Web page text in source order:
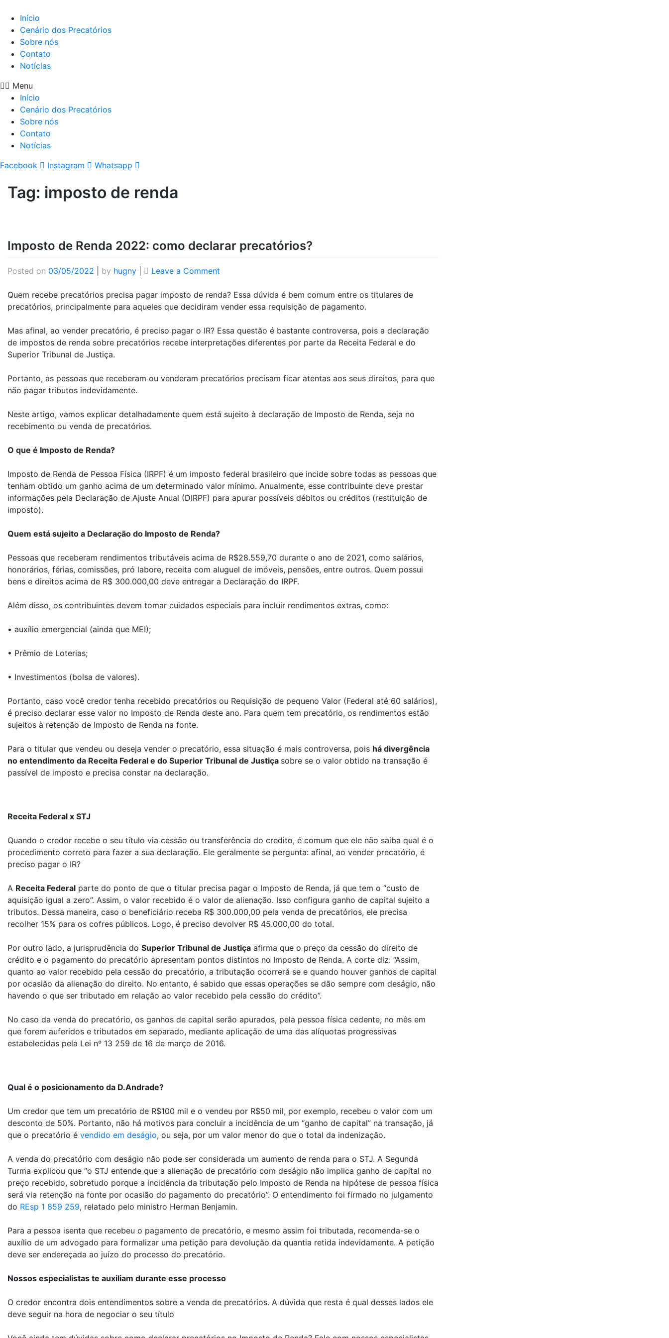
Início
Cenário dos Precatórios
Sobre nós
Contato
Notícias
Menu
Início
Cenário dos Precatórios
Sobre nós
Contato
Notícias
Facebook
Instagram Whatsapp
Tag: imposto de renda
Imposto de Renda 2022: como declarar precatórios?
Posted on 03/05/2022 by hugny Leave a Comment
de
Renda
como
declarar
Quem recebe precatórios precisa pagar imposto de renda? Essa dúvida é bem comum entre os titulares de
precatórios, principalmente para aqueles que decidiram vender essa requisição de pagamento.
Mas afinal, ao vender precatório, é preciso pagar o IR? Essa questão é bastante controversa, pois a declaração
de impostos de renda sobre precatórios recebe interpretações diferentes por parte da Receita Federal e do
Superior Tribunal de Justiça.
Portanto, as pessoas que receberam ou venderam precatórios precisam ficar atentas aos seus direitos, para que
não pagar tributos indevidamente.
Neste artigo, vamos explicar detalhadamente quem está sujeito à declaração de Imposto de Renda, seja no
recebimento ou venda de precatórios.
O que é Imposto de Renda?
Imposto de Renda de Pessoa Física (IRPF) é um imposto federal brasileiro que incide sobre todas as pessoas que
tenham obtido um ganho acima de um determinado valor mínimo. Anualmente, esse contribuinte deve prestar
informações pela Declaração de Ajuste Anual (DIRPF) para apurar possíveis débitos ou créditos (restituição de
imposto).
Quem está sujeito a Declaração do Imposto de Renda?
Pessoas que receberam rendimentos tributáveis acima de R$28.559,70 durante o ano de 2021, como salários,
honorários, férias, comissões, pró labore, receita com aluguel de imóveis, pensões, entre outros. Quem possui
bens e direitos acima de R$ 300.000,00 deve entregar a Declaração do IRPF.
Além disso, os contribuintes devem tomar cuidados especiais para incluir rendimentos extras, como:
• auxílio emergencial (ainda que MEI);
• Prêmio de Loterias;
• Investimentos (bolsa de valores).
Portanto, caso você credor tenha recebido precatórios ou Requisição de pequeno Valor (Federal até 60 salários),
é preciso declarar esse valor no Imposto de Renda deste ano. Para quem tem precatório, os rendimentos estão
sujeitos à retenção de Imposto de Renda na fonte.
Para o titular que vendeu ou deseja vender o precatório, essa situação é mais controversa, pois há divergência
no entendimento da Receita Federal e do Superior Tribunal de Justiça sobre se o valor obtido na transação é
passível de imposto e precisa constar na declaração.
Receita Federal x STJ
Quando o credor recebe o seu título via cessão ou transferência do credito, é comum que ele não saiba qual é o
procedimento correto para fazer a sua declaração. Ele geralmente se pergunta: afinal, ao vender precatório, é
preciso pagar o IR?
A Receita Federal parte do ponto de que o titular precisa pagar o Imposto de Renda, já que tem o “custo de
aquisição igual a zero”. Assim, o valor recebido é o valor de alienação. Isso configura ganho de capital sujeito a
tributos. Dessa maneira, caso o beneficiário receba R$ 300.000,00 pela venda de precatórios, ele precisa
recolher 15% para os cofres públicos. Logo, é preciso devolver R$ 45.000,00 do total.
Por outro lado, a jurisprudência do Superior Tribunal de Justiça afirma que o preço da cessão do direito de
crédito e o pagamento do precatório apresentam pontos distintos no Imposto de Renda. A corte diz: “Assim,
quanto ao valor recebido pela cessão do precatório, a tributação ocorrerá se e quando houver ganhos de capital
por ocasião da alienação do direito. No entanto, é sabido que essas operações se dão sempre com deságio, não
havendo o que ser tributado em relação ao valor recebido pela cessão do crédito”.
No caso da venda do precatório, os ganhos de capital serão apurados, pela pessoa física cedente, no mês em
que forem auferidos e tributados em separado, mediante aplicação de uma das alíquotas progressivas
estabelecidas pela Lei nº 13 259 de 16 de março de 2016.
Qual é o posicionamento da D.Andrade?
Um credor que tem um precatório de R$100 mil e o vendeu por R$50 mil, por exemplo, recebeu o valor com um
desconto de 50%. Portanto, não há motivos para concluir a incidência de um “ganho de capital” na transação, já
que o precatório é vendido em deságio, ou seja, por um valor menor do que o total da indenização.
A venda do precatório com deságio não pode ser considerada um aumento de renda para o STJ. A Segunda
Turma explicou que “o STJ entende que a alienação de precatório com deságio não implica ganho de capital no
preço recebido, sobretudo porque a incidência da tributação pelo Imposto de Renda na hipótese de pessoa física
será via retenção na fonte por ocasião do pagamento do precatório”. O entendimento foi firmado no julgamento
do REsp 1 859 259, relatado pelo ministro Herman Benjamin.
Para a pessoa isenta que recebeu o pagamento de precatório, e mesmo assim foi tributada, recomenda-se o
auxílio de um advogado para formalizar uma petição para devolução da quantia retida indevidamente. A petição
deve ser endereçada ao juízo do processo do precatório.
Nossos especialistas te auxiliam durante esse processo
O credor encontra dois entendimentos sobre a venda de precatórios. A dúvida que resta é qual desses lados ele
deve seguir na hora de negociar o seu título